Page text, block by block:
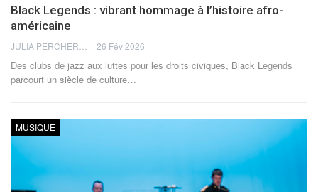
Black Legends : vibrant hommage à l’histoire afro-
américaine
26 Fév 2026
Des clubs de jazz aux luttes pour les droits civiques, Black Legends
parcourt un siècle de culture…
MUSIQUE